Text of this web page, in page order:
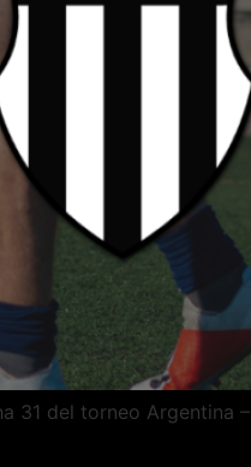
31 del torneo Argentina